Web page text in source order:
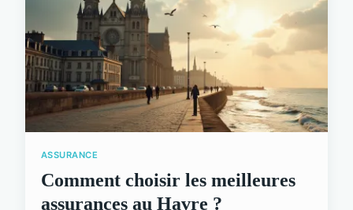
ASSURANCE
Comment choisir les meilleures
assurances au Havre ?